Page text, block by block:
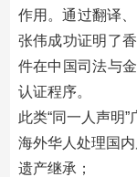
作用。通过翻译
张伟成功证明了
件在中国司法与
认证程序。
此类“同一人声明”
海外华人处理国内
遗产继承；